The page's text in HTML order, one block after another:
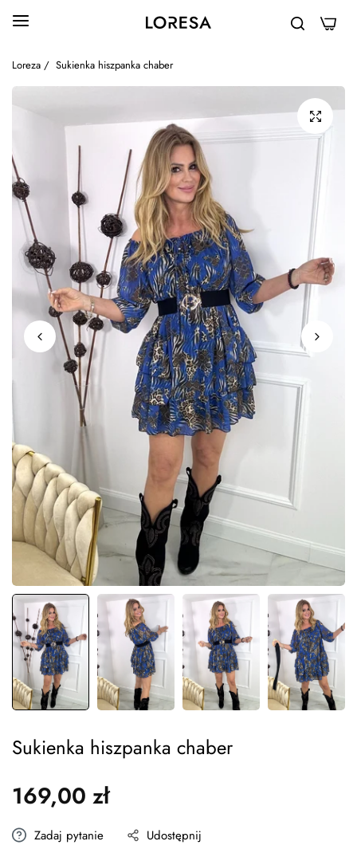
0
Loreza / Sukienka hiszpanka chaber
Sukienka hiszpanka chaber
Cena
regularna
169,00 zł
Zadaj pytanie Udostępnij